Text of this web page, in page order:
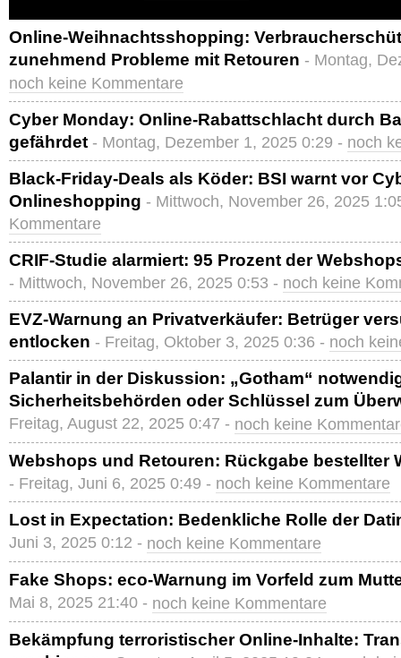
Online-Weihnachtsshopping:
zunehmend Probleme mit Retouren - Montag,
noch keine Kommentare
Cyber Monday: Online-Rabattschlacht durch
gefährdet - Montag, Dezember 1, 2025 0:29 - noch
Black-Friday-Deals als Köder: BSI warnt vor
Onlineshopping - Mittwoch, November 26, 2025
Kommentare
CRIF-Studie alarmiert: 95 Prozent der
- Mittwoch, November 26, 2025 0:53 - noch keine
EVZ-Warnung an Privatverkäufer: Betrüger
entlocken - Freitag, Oktober 3, 2025 0:36 - noch
Palantir in der Diskussion: „Gotham“
Sicherheitsbehörden oder Schlüssel zum
Freitag, August 22, 2025 0:47 - noch keine
Webshops und Retouren: Rückgabe bestellter
- Freitag, Juni 6, 2025 0:49 - noch keine Kommentare
Lost in Expectation: Bedenkliche Rolle der
Juni 3, 2025 0:12 - noch keine Kommentare
Fake Shops: eco-Warnung im Vorfeld zum
Mai 8, 2025 21:40 - noch keine Kommentare
Bekämpfung terroristischer Online-Inhalte: